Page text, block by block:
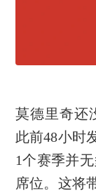
莫德里奇还
此前48小时
1个赛季并
席位。这将